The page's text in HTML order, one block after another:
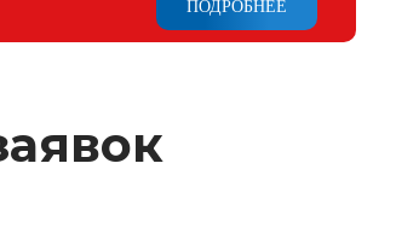
ПОДРОБНЕЕ